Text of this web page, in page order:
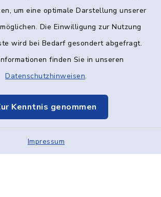
um eine optimale Darstellung unserer
Die Einwilligung zur Nutzung
wird bei Bedarf gesondert abgefragt.
finden Sie in unseren
Datenschutzhinweisen.
Kenntnis genommen
Impressum
Kontakt
Datenschutz
Kommunikation
Sitemap